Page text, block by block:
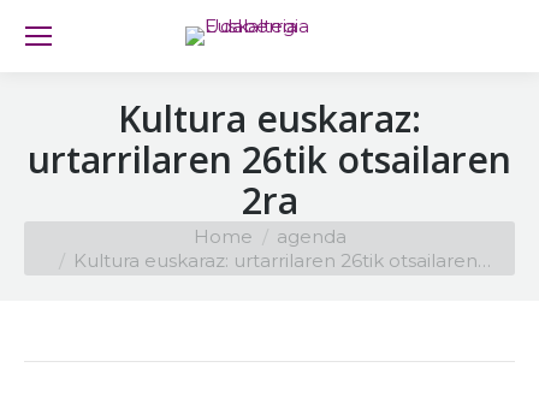
Kultura euskaraz:
urtarrilaren 26tik otsailaren
2ra
Home
agenda
Kultura euskaraz: urtarrilaren 26tik otsailaren…